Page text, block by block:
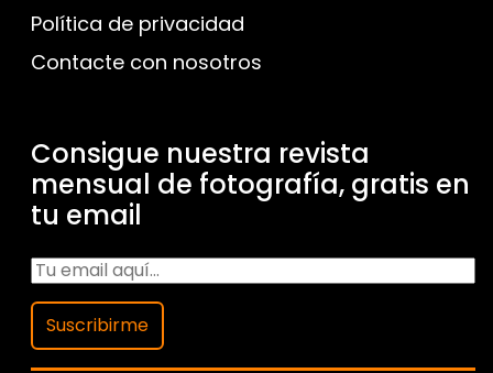
Política de privacidad
Contacte con nosotros
Consigue nuestra revista
mensual de fotografía, gratis en
tu email
Suscribirme